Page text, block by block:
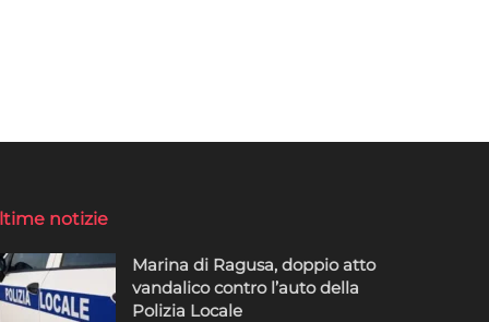
notizie
Marina di Ragusa, doppio atto
vandalico contro l’auto della
Polizia Locale